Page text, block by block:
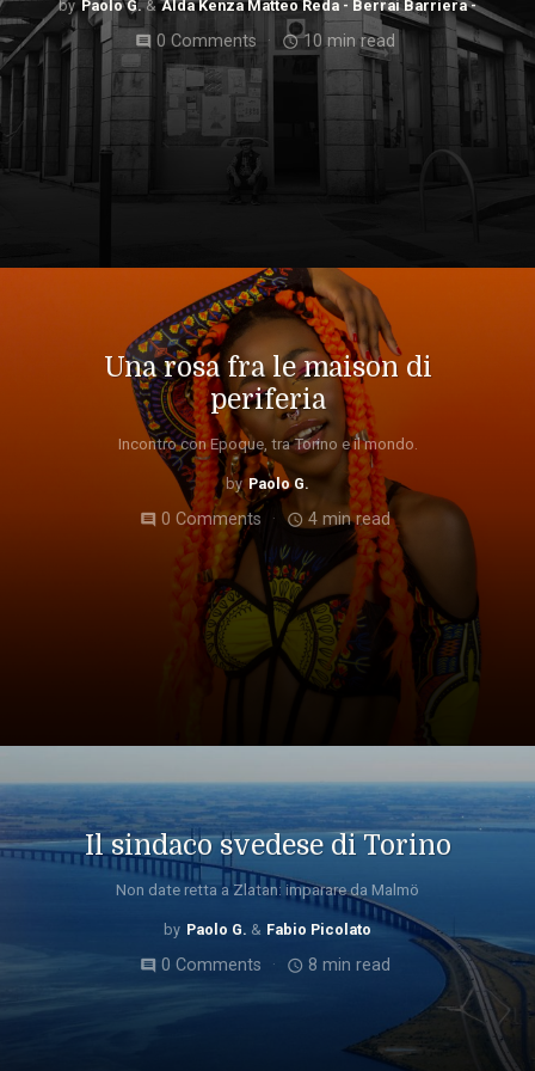
Paolo G. Alda Kenza Matteo Reda - Berrai Barriera -
comment 0 Comments access_time10 min read
Una rosa fra le maison di
periferia
Incontro con Epoque, tra Torino e il mondo.
Paolo G.
comment 0 Comments access_time 4 min read
Il sindaco svedese di Torino
Non date retta a Zlatan: imparare da Malmö
Paolo G. Fabio Picolato
comment0 Comments access_time 8 min read